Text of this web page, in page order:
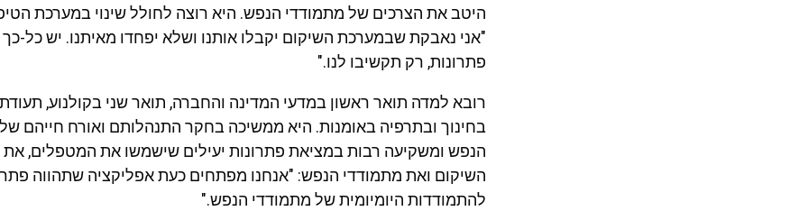
היטב את הצרכים של מתמודדי הנפש. היא רוצה לחולל שינוי במערכת
"אני נאבקת שבמערכת השיקום יקבלו אותנו ושלא יפחדו מאיתנו. יש כל-
פתרונות, רק תקשיבו לנו."
רובא למדה תואר ראשון במדעי המדינה והחברה, תואר שני בקולנוע,
בחינוך ובתרפיה באומנות. היא ממשיכה בחקר התנהלותם ואורח חייהם
הנפש ומשקיעה רבות במציאת פתרונות יעילים שישמשו את המטפלים,
השיקום ואת מתמודדי הנפש: "אנחנו מפתחים כעת אפליקציה שתהווה
להתמודדות היומיומית של מתמודדי הנפש."